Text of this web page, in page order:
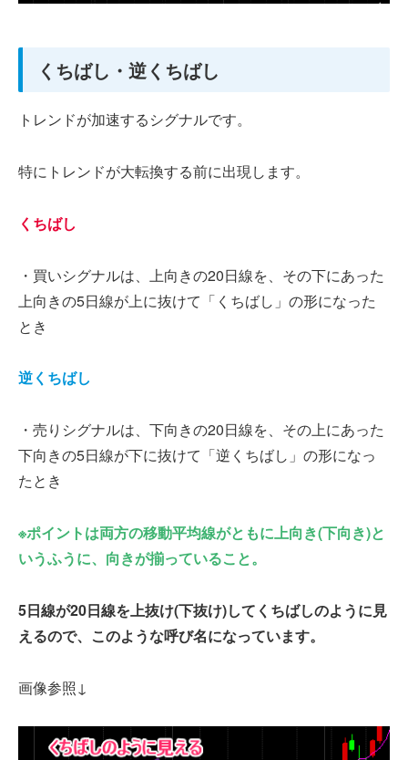
くちばし・逆くちばし
トレンドが加速するシグナルです。
特にトレンドが大転換する前に出現します。
くちばし
・買いシグナルは、上向きの20日線を、その下にあった
上向きの5日線が上に抜けて「くちばし」の形になった
とき
逆くちばし
・売りシグナルは、下向きの20日線を、その上にあった
下向きの5日線が下に抜けて「逆くちばし」の形になっ
たとき
※ポイントは両方の移動平均線がともに上向き(下向き)と
いうふうに、向きが揃っていること。
5日線が20日線を上抜け(下抜け)してくちばしのように見
えるので、このような呼び名になっています。
画像参照↓